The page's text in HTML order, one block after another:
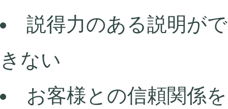
説得力のある説明がで
きない
お客様との信頼関係を